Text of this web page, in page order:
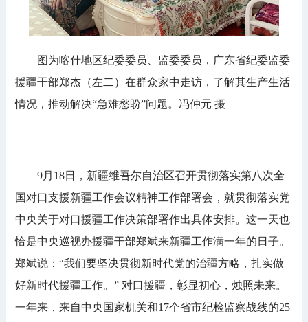
图为喀什地区纪委委员、监委委员，广东省纪委监委
援疆干部郑杰（左二）在群众家中走访，了解其生产生活
情况，推动解决“急难愁盼”问题。冯仲元 摄
9月18日，新疆维吾尔自治区召开贯彻落实第八次全
国对口支援新疆工作会议精神工作部署会，就贯彻落实党
中央关于对口援疆工作决策部署作出具体安排。这一天也
恰是中央巡视办援疆干部郑斌来新疆工作满一年的日子。
郑斌说：“我们要坚决贯彻新时代党的治疆方略，扎实做
好新时代援疆工作。” 对口援疆，彰显初心，烛照未来。
一年来，来自中央国家机关和17个省市纪检监察战线的25